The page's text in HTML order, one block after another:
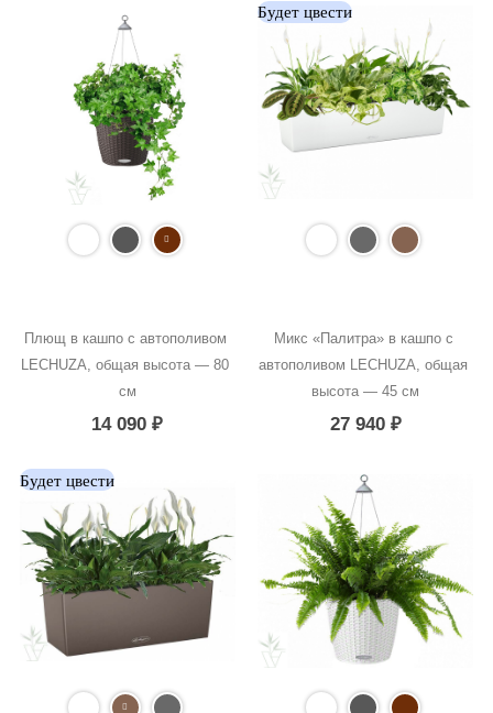
Плющ в кашпо с автополивом
LECHUZA, общая высота — 80
см
14 090₽
Будет цвести
Микс «Палитра» в кашпо с
автополивом LECHUZA, общая
высота — 45 см
27 940 ₽
Будет цвести